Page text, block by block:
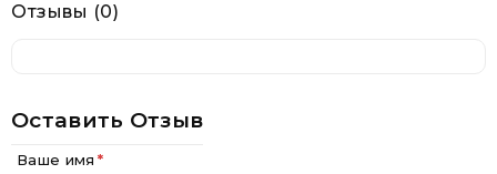
Отзывы (0)
Оставить Отзыв
Ваше имя